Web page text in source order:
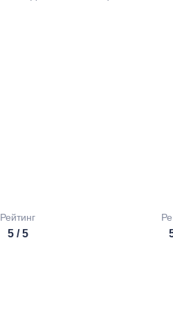
Рейтинг
5 / 5